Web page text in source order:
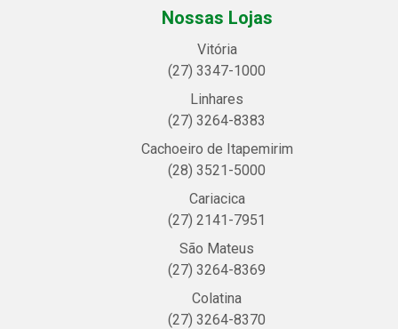
Nossas Lojas
Vitória
(27) 3347-1000
Linhares
(27) 3264-8383
Cachoeiro de Itapemirim
(28) 3521-5000
Cariacica
(27) 2141-7951
São Mateus
(27) 3264-8369
Colatina
(27) 3264-8370